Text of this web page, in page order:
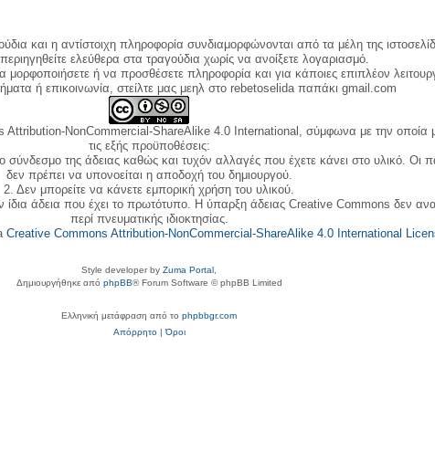
και η αντίστοιχη πληροφορία συνδιαμορφώνονται από τα μέλη της
ελεύθερα στα τραγούδια χωρίς να ανοίξετε λογαριασμό.
μορφοποιήσετε ή να προσθέσετε πληροφορία και για κάποιες επιπλέον
ή επικοινωνία, στείλτε μας μεηλ στο rebetoselida παπάκι gmail.com
NonCommercial-ShareAlike 4.0 International, σύμφωνα με την οποία
τις εξής προϋποθέσεις:
σύνδεσμο της άδειας καθώς και τυχόν αλλαγές που έχετε κάνει στο υλικό.
δεν πρέπει να υπονοείται η αποδοχή του δημιουργού.
2. Δεν μπορείτε να κάνετε εμπορική χρήση του υλικού.
άδεια που έχει το πρωτότυπο. Η ύπαρξη άδειας Creative Commons δεν
περί πνευματικής ιδιοκτησίας.
Creative Commons Attribution-NonCommercial-ShareAlike 4.0 International
Style developer by Zuma Portal
Δημιουργήθηκε από phpBB® Forum Software © phpBB Limited
Ελληνική μετάφραση από το phpbbgr.com
Απόρρητο|Όροι